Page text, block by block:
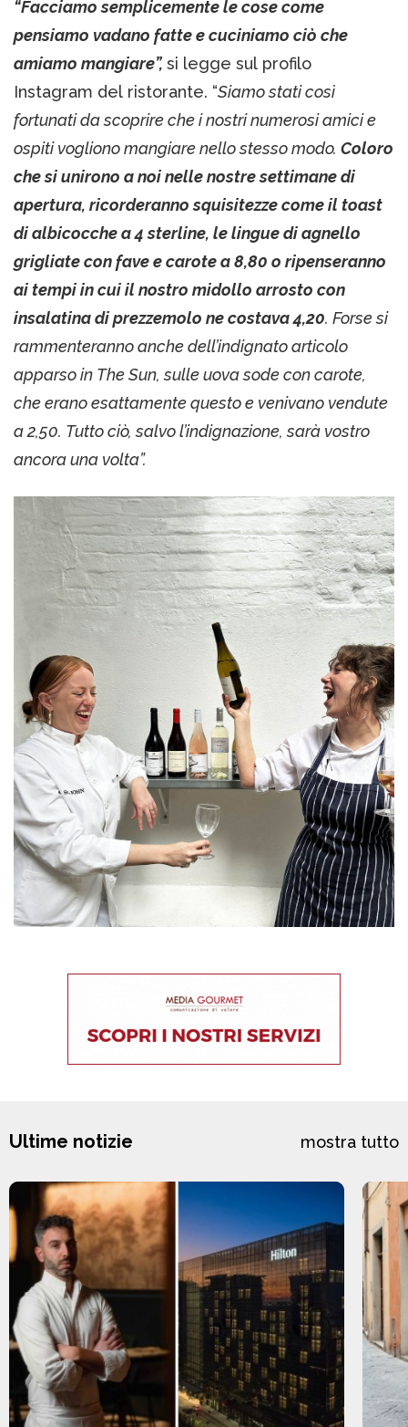
“Facciamo semplicemente le cose come
pensiamo vadano fatte e cuciniamo ciò che
amiamo mangiare”, si legge sul profilo
Instagram del ristorante. “Siamo stati così
fortunati da scoprire che i nostri numerosi amici e
ospiti vogliono mangiare nello stesso modo. Coloro
che si unirono a noi nelle nostre settimane di
apertura, ricorderanno squisitezze come il toast
di albicocche a 4 sterline, le lingue di agnello
grigliate con fave e carote a 8,80 o ripenseranno
ai tempi in cui il nostro midollo arrosto con
insalatina di prezzemolo ne costava 4,20. Forse si
rammenteranno anche dell’indignato articolo
apparso in The Sun, sulle uova sode con carote,
che erano esattamente questo e venivano vendute
a 2,50. Tutto ciò, salvo l’indignazione, sarà vostro
ancora una volta”.
Ultime notizie mostra tutto